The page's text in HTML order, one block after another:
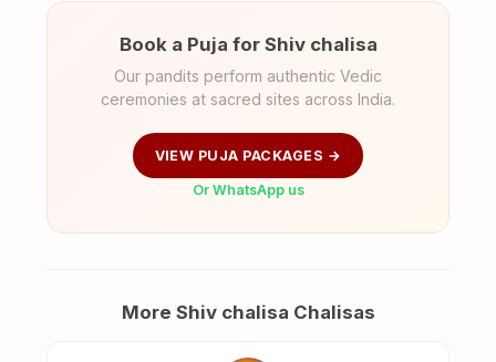
Book a Puja for Shiv chalisa
Our pandits perform authentic Vedic
ceremonies at sacred sites across India.
VIEW PUJA PACKAGES →
Or WhatsApp us
More Shiv chalisa Chalisas